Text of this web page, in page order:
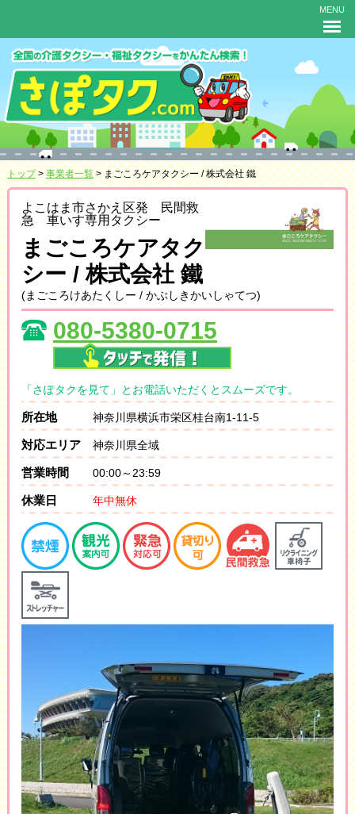
MENU
トップ>事業者一覧> まごころケアタクシー / 株式会社 鐵
よこはま市さかえ区発 民間救
急 車いす専用タクシー
まごころケアタク
シー / 株式会社 鐵
(まごころけあたくしー / かぶしきかいしゃてつ)
080-5380-0715
「さぽタクを見て」とお電話いただくとスムーズです。
所在地 神奈川県横浜市栄区桂台南1-11-5
対応エリア 神奈川県全域
営業時間 00:00～23:59
休業日 年中無休